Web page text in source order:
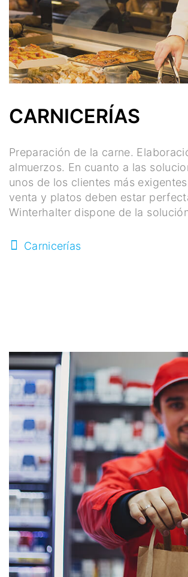
CARNICERÍAS
Preparación de la carne.
almuerzos. En cuanto a las
unos de los clientes más
venta y platos deben estar
Winterhalter dispone de la
Carnicerías